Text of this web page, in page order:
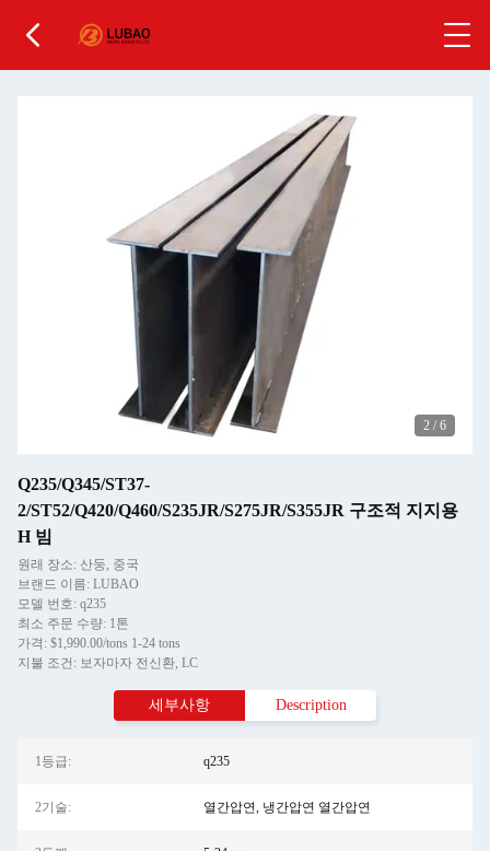
2 / 6
Q235/Q345/ST37-
2/ST52/Q420/Q460/S235JR/S275JR/S355JR 구조적 지지용
H 빔
원래 장소: 산둥, 중국
브랜드 이름: LUBAO
모델 번호: q235
최소 주문 수량: 1톤
가격: $1,990.00/tons 1-24 tons
지불 조건: 보자마자 전신환, LC
세부사항 Description
1등급: q235
2기술: 열간압연, 냉간압연 열간압연